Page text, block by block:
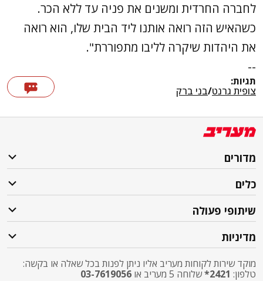
לחברה החרדית ומשנים את פניה עד ללא הכר.
כשהאיש הזה רואה אותנו ליד הבית שלו, הוא רואה
את היהדות שיקרה לליבו מתפוררת".
--
תגיות:
צופית גרנט/בני ברק
מדורים
כלים
שיתופי פעולה
מדיניות
מוקד שירות לקוחות מעריב אליו ניתן לפנות בכל שאלה או בקשה:
טלפון: 2421* שלוחה 5 מעריב או
03-7619056